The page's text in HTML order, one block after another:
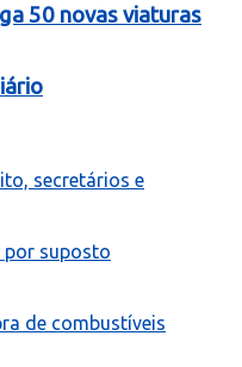
50 novas viaturas